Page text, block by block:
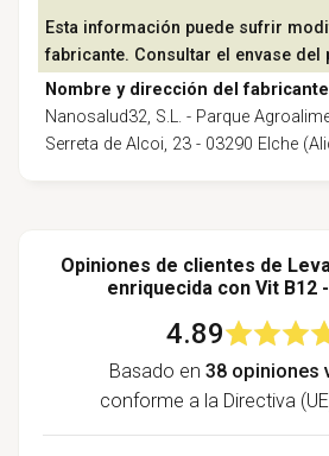
Esta información puede sufrir
fabricante. Consultar el envase del
Nombre y dirección del fabricante
Nanosalud32, S.L. - Parque
Serreta de Alcoi, 23 - 03290 Elche
Opiniones de clientes de
enriquecida con Vit B12
4.89
Basado en 38 opiniones
conforme a la Directiva